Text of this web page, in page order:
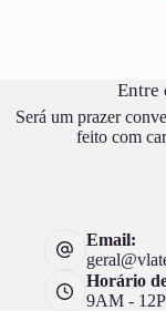
Entre
Será um prazer
feito com
Email:
Horário
9AM -